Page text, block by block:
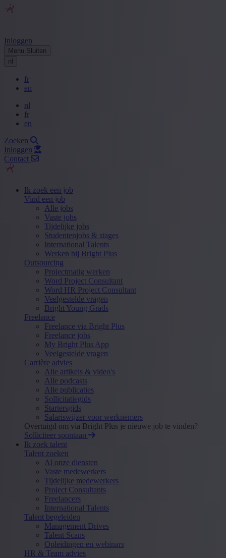
Inloggen
Menu Sluiten
nl
fr
en
nl
fr
en
Zoeken
Inloggen
Contact
Ik zoek een job
Vind een job
Alle jobs
Vaste jobs
Tijdelijke jobs
Studentenjobs & stages
International Talents
Werken bij Bright Plus
Outsourcing
Projectmatig werken
Word Project Consultant
Word HR Project Consultant
Veelgestelde vragen
Bright Young Grads
Freelance
Freelance via Bright Plus
Freelance jobs
My Bright Plus App
Veelgestelde vragen
Carrière advies
Alle artikels & video's
Alle podcasts
Alle publicaties
Sollicitatiegids
Startersgids
Salariswijzer voor werknemers
Overtuigd om via Bright Plus je nieuwe job te vinden?
Solliciteer spontaan
Ik zoek talent
Talent zoeken
Al onze diensten
Vaste medewerkers
Tijdelijke medewerkers
Project Consultants
Freelancers
International Talents
Talent begeleiden
Management Drives
Talent Scans
Opleidingen en webinars
HR & Team advies